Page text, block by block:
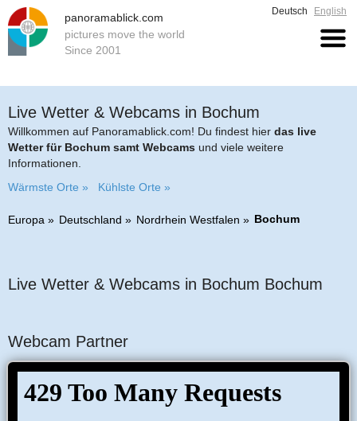
panoramablick.com
pictures move the world
Since 2001
Deutsch English
Live Wetter & Webcams in Bochum
Willkommen auf Panoramablick.com! Du findest hier das live
Wetter für Bochum samt Webcams und viele weitere
Informationen.
Wärmste Orte »
Kühlste Orte »
Europa Deutschland Nordrhein Westfalen Bochum
Live Wetter & Webcams in Bochum Bochum
Webcam Partner